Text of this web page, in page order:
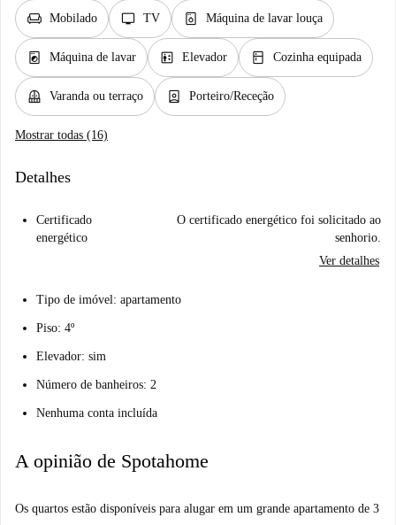
chair Mobilado tv TV dishwasher_gen Máquina de lavar louça
local_laundry_service Máquina de lavar elevator Elevador kitchen Cozinha equipada
balcony Varanda ou terraço person_book Porteiro/Receção
Mostrar todas (16)
Detalhes
Certificado
energético
O certificado energético foi solicitado ao
senhorio.
Ver detalhes
Tipo de imóvel: apartamento
Piso: 4º
Elevador: sim
Número de banheiros: 2
Nenhuma conta incluída
A opinião de Spotahome
Os quartos estão disponíveis para alugar em um grande apartamento de 3